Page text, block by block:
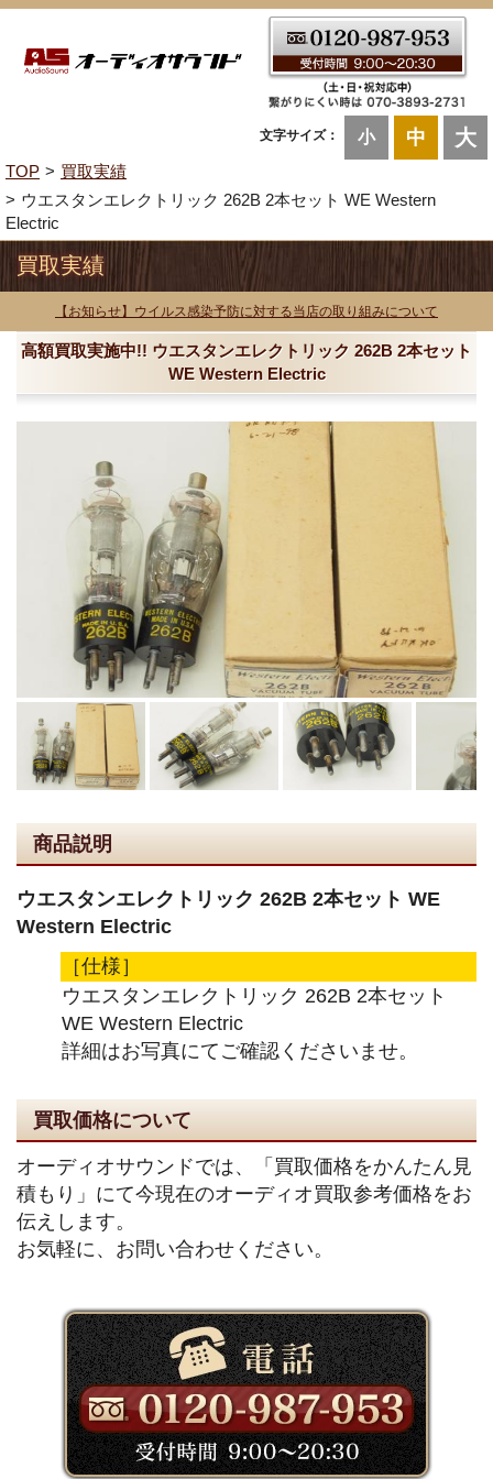
文字サイズ： 小 中 大
TOP
買取実績
ウエスタンエレクトリック 262B 2本セット WE Western
Electric
買取実績
【お知らせ】ウイルス感染予防に対する当店の取り組みについて
高額買取実施中!! ウエスタンエレクトリック 262B 2本セット
WE Western Electric
商品説明
ウエスタンエレクトリック 262B 2本セット WE
Western Electric
［仕様］
ウエスタンエレクトリック 262B 2本セット
WE Western Electric
詳細はお写真にてご確認くださいませ。
買取価格について
オーディオサウンドでは、「買取価格をかんたん見
積もり」にて今現在のオーディオ買取参考価格をお
伝えします。
お気軽に、お問い合わせください。